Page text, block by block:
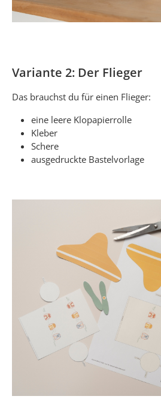
Variante 2: Der Flieger
Das brauchst du für einen Flieger:
eine leere Klopapierrolle
Kleber
Schere
ausgedruckte Bastelvorlage